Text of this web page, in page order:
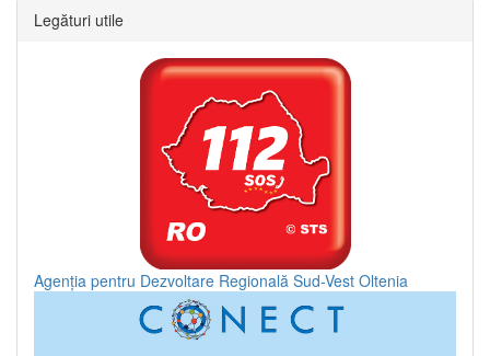
Legături utile
Agenția pentru Dezvoltare Regională Sud-Vest Oltenia